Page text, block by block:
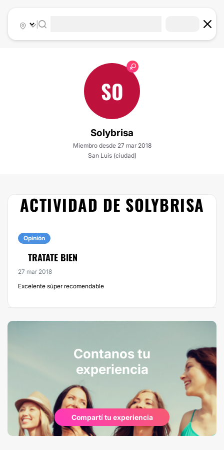
|
SO
Solybrisa
Miembro desde 27 mar 2018
San Luis (ciudad)
ACTIVIDAD DE SOLYBRISA
Opinión
TRATATE BIEN
27 mar 2018
Excelente súper recomendable
Contanos tu
experiencia
Compartí tu experiencia